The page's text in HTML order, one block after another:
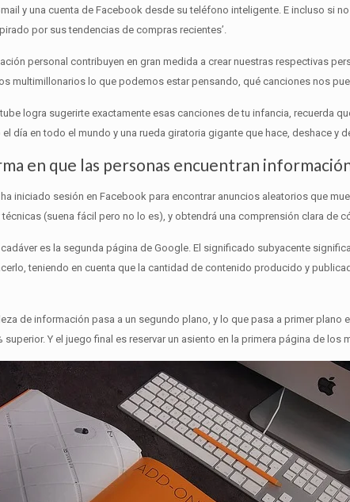
y una cuenta de Facebook desde su teléfono inteligente.E incluso si
por sus tendencias de compras recientes’.
personal contribuyen en gran medida a crear nuestras respectivas
multimillonarios lo que podemos estar pensando, qué canciones nos
logra sugerirte exactamente esas canciones de tu infancia, recuerda
día en todo el mundo y una rueda giratoria gigante que hace, deshace y
en que las personas encuentran
iniciado sesión en Facebook para encontrar anuncios aleatorios que
(suena fácil pero no lo es), y obtendrá una comprensión clara de
es la segunda página de Google.El significado subyacente
teniendo en cuenta que la cantidad de contenido producido y
de información pasa a un segundo plano, y lo que pasa a primer
superior.Y el juego final es reservar un asiento en la primera página de